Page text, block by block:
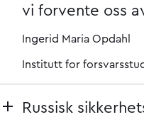
vi forvente oss
Ingerid Maria Opdahl
Institutt for
Russisk